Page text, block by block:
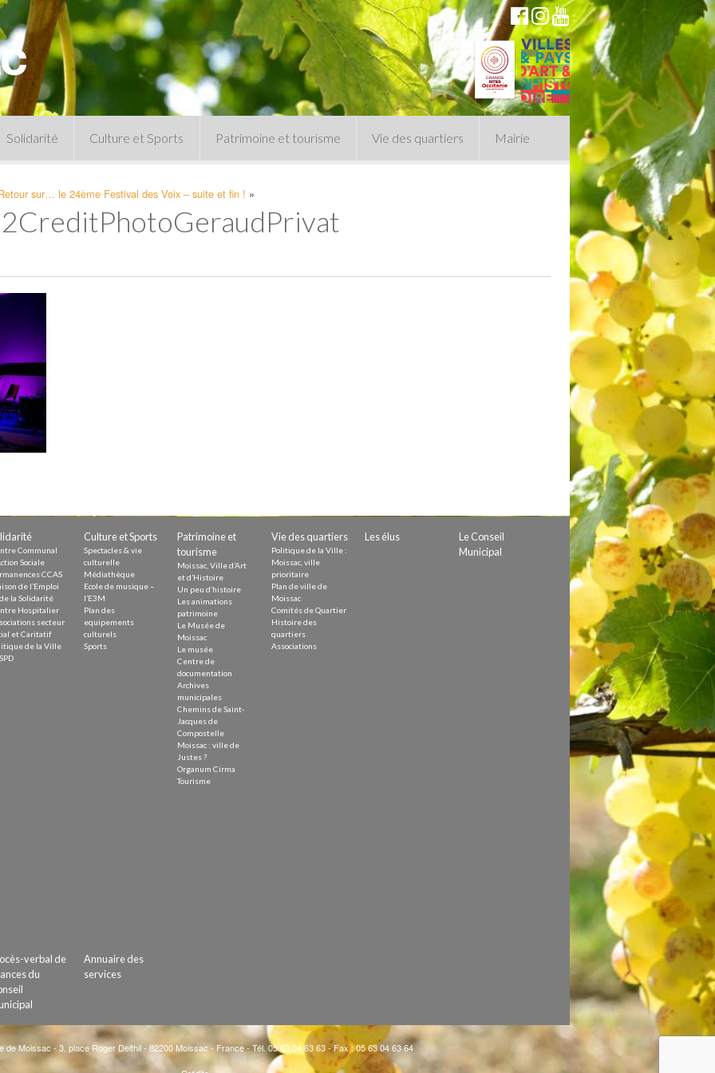
durable
Solidarité
CCAS
Culture et Sports Patrimoine et tourisme
Un peu d’histoire
Centre de documentation
Archives municipales
Le musée
Vie des quartiers Mairie
Séances du Conseil Municipal
Expression politique
sur… le 24ème Festival des Voix – suite et fin ! »
Communal
Sociale
CCAS
de l’Emploi
la Solidarité
Hospitalier
secteur
et Caritatif
de la Ville
Culture et Sports
Spectacles & vie
culturelle
Médiathèque
Ecole de musique –
l’E3M
Plan des
equipements
culturels
Sports
Patrimoine et
tourisme
Moissac, Ville d’Art
et d’Histoire
Un peu d’histoire
Les animations
patrimoine
Le Musée de
Moissac
Le musée
Centre de
documentation
Archives
municipales
Chemins de Saint-
Jacques de
Compostelle
Moissac : ville de
Justes ?
Organum Cirma
Tourisme
Vie des quartiers
Politique de la Ville :
Moissac, ville
prioritaire
Plan de ville de
Moissac
Comités de Quartier
Histoire des
quartiers
Associations
Les élus
Le Conseil
Municipal
verbal de
du
Annuaire des
services
de Moissac - 3, place Roger Delthil - 82200 Moissac - France - Tél. 05 63 04 63 63 - Fax : 05 63 04 63 64